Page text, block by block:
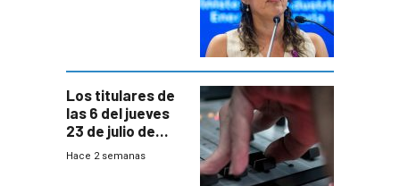
gobierno
Los titulares de
las 6 del jueves
23 de julio de
2026
Hace 2 semanas